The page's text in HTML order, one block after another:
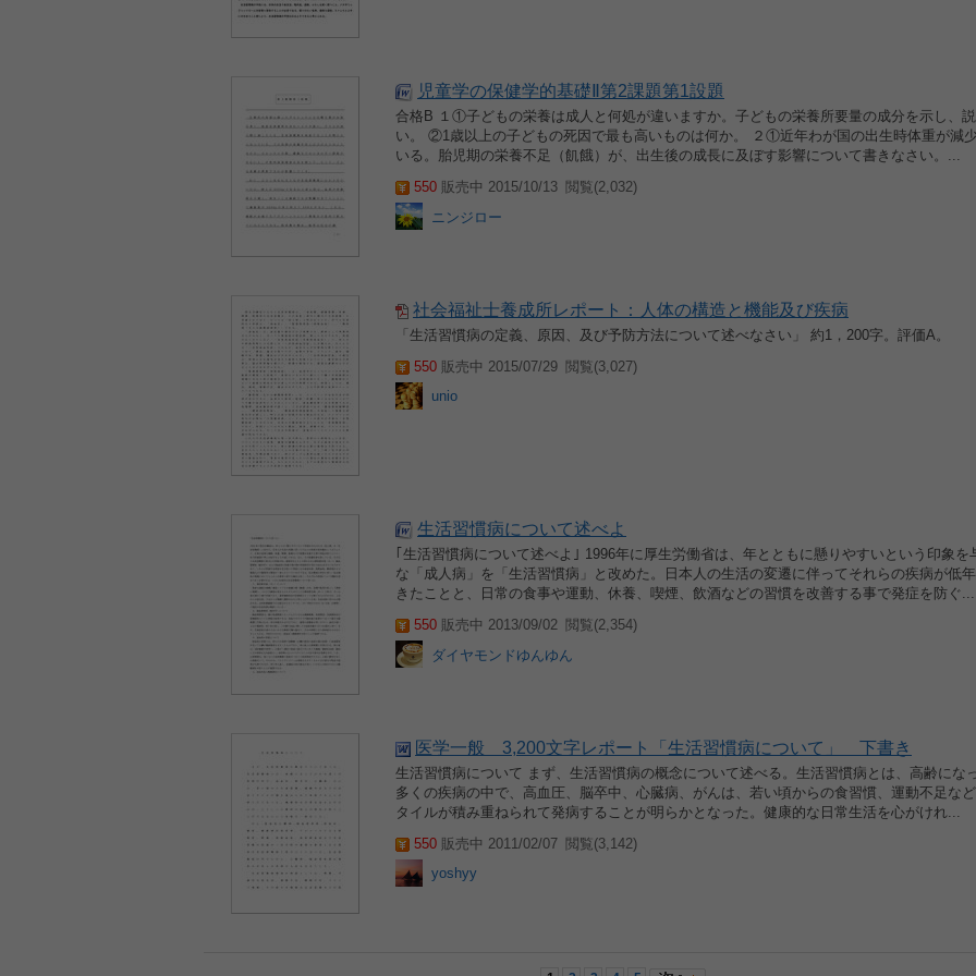
児童学の保健学的基礎Ⅱ第2課題第1設題
合格B １①子どもの栄養は成人と何処が違いますか。子どもの栄養所要量の成分を示し、
い。 ②1歳以上の子どもの死因で最も高いものは何か。 ２①近年わが国の出生時体重が減
いる。胎児期の栄養不足（飢餓）が、出生後の成長に及ぼす影響について書きなさい。...
550 販売中 2015/10/13 閲覧(2,032)
ニンジロー
社会福祉士養成所レポート：人体の構造と機能及び疾病
「生活習慣病の定義、原因、及び予防方法について述べなさい」 約1，200字。評価A。
550 販売中 2015/07/29 閲覧(3,027)
unio
生活習慣病について述べよ
｢生活習慣病について述べよ｣ 1996年に厚生労働省は、年とともに懸りやすいという印象を
な「成人病」を「生活習慣病」と改めた。日本人の生活の変遷に伴ってそれらの疾病が低
きたことと、日常の食事や運動、休養、喫煙、飲酒などの習慣を改善する事で発症を防ぐ...
550 販売中 2013/09/02 閲覧(2,354)
ダイヤモンドゆんゆん
医学一般 3,200文字レポート「生活習慣病について」 下書き
生活習慣病について まず、生活習慣病の概念について述べる。生活習慣病とは、高齢にな
多くの疾病の中で、高血圧、脳卒中、心臓病、がんは、若い頃からの食習慣、運動不足な
タイルが積み重ねられて発病することが明らかとなった。健康的な日常生活を心がけれ...
550 販売中 2011/02/07 閲覧(3,142)
yoshyy